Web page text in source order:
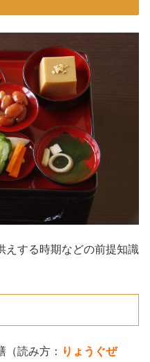
えする時期などの前提知識
読み方： りょうぐぜ